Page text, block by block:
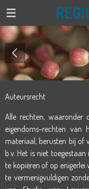
Ga
naar
de
hoofdinhoud
Auteursrecht
Alle rechten, waaronder
eigendoms-rechten van
materiaal, berusten bij of
b.v..Het is niet
te kopiëren of op
te vermenigvuldigen